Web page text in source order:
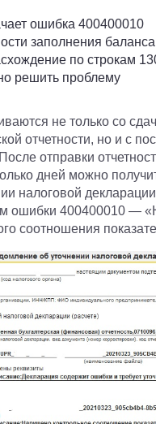
ошибка 400400010
заполнения
по строкам
решить проблему
не только со
отчетности, но и с
отправки
дней можно
налоговой
ошибки 400400010 —
соотношения